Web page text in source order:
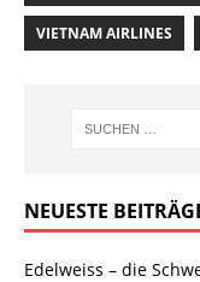
VIETNAM AIRLINES
NEUESTE
Edelweiss – die